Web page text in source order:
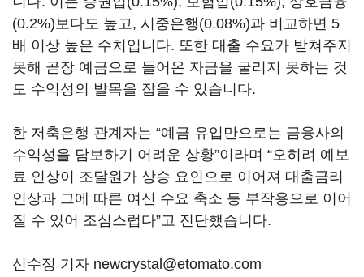
(0.2%)보다도 높고, 시중은행(0.08%)과 비교하면 5
배 이상 높은 수치입니다. 또한 대출 수요가 받쳐주지
못해 곧장 예금으로 들어온 자금을 굴리지 못하는 것
도 수익성의 발목을 잡을 수 있습니다.
한 저축은행 관계자는 “예금 유입만으로는 금융사의
수익성을 담보하기 어려운 상황”이라며 “오히려 예보
료 인상이 조달원가 상승 요인으로 이어져 대출금리
인상과 그에 따른 여신 수요 축소 등 부작용으로 이어
질 수 있어 조심스럽다”고 진단했습니다.
신수정 기자 newcrystal@etomato.com